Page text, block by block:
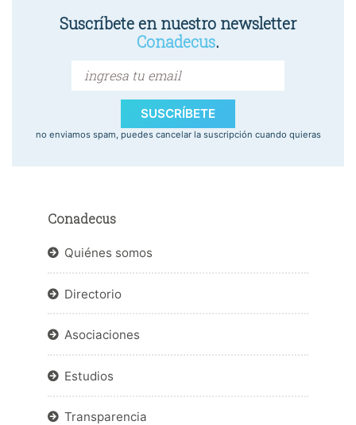
Suscríbete en nuestro newsletter
Conadecus.
SUSCRÍBETE
no enviamos spam, puedes cancelar la suscripción cuando quieras
Conadecus
Quiénes somos
Directorio
Asociaciones
Estudios
Transparencia